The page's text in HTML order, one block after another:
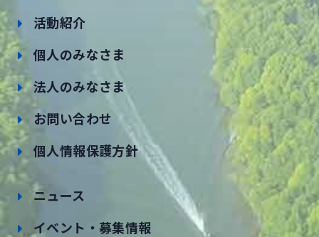
活動紹介
個人のみなさま
法人のみなさま
お問い合わせ
個人情報保護方針
ニュース
イベント・募集情報